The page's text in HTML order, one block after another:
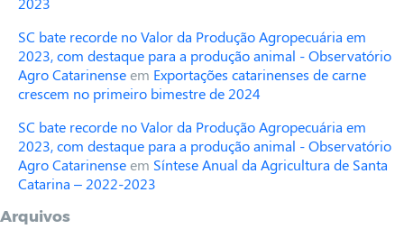
SC bate recorde no Valor da Produção Agropecuária em
2023, com destaque para a produção animal - Observatório
Agro Catarinenseem Exportações catarinenses de carne
crescem no primeiro bimestre de 2024
SC bate recorde no Valor da Produção Agropecuária em
2023, com destaque para a produção animal - Observatório
Agro Catarinenseem Síntese Anual da Agricultura de Santa
Catarina – 2022-2023
Arquivos